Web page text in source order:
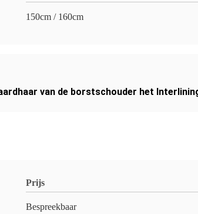
150cm / 160cm
van de borstschouder het
Prijs
Bespreekbaar